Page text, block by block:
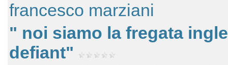
francesco marziani
" noi siamo la fregata
defiant"